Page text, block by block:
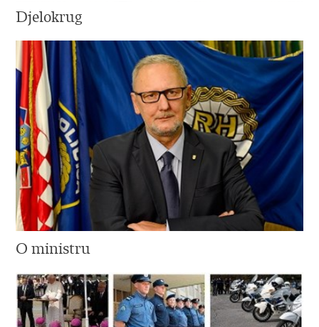
Djelokrug
O ministru